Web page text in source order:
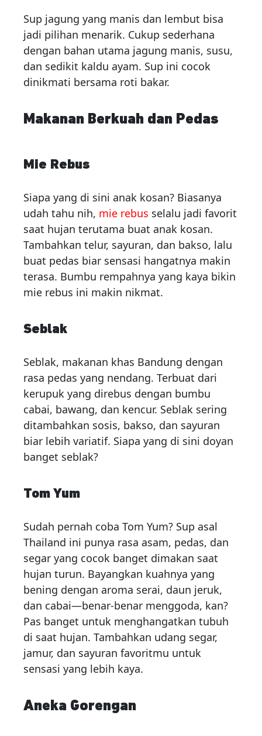
Sup jagung yang manis dan lembut bisa
jadi pilihan menarik. Cukup sederhana
dengan bahan utama jagung manis, susu,
dan sedikit kaldu ayam. Sup ini cocok
dinikmati bersama roti bakar.
Makanan Berkuah dan Pedas
Mie Rebus
Siapa yang di sini anak kosan? Biasanya
udah tahu nih, mie rebus selalu jadi favorit
saat hujan terutama buat anak kosan.
Tambahkan telur, sayuran, dan bakso, lalu
buat pedas biar sensasi hangatnya makin
terasa. Bumbu rempahnya yang kaya bikin
mie rebus ini makin nikmat.
Seblak
Seblak, makanan khas Bandung dengan
rasa pedas yang nendang. Terbuat dari
kerupuk yang direbus dengan bumbu
cabai, bawang, dan kencur. Seblak sering
ditambahkan sosis, bakso, dan sayuran
biar lebih variatif. Siapa yang di sini doyan
banget seblak?
Tom Yum
Sudah pernah coba Tom Yum? Sup asal
Thailand ini punya rasa asam, pedas, dan
segar yang cocok banget dimakan saat
hujan turun. Bayangkan kuahnya yang
bening dengan aroma serai, daun jeruk,
dan cabai—benar-benar menggoda, kan?
Pas banget untuk menghangatkan tubuh
di saat hujan. Tambahkan udang segar,
jamur, dan sayuran favoritmu untuk
sensasi yang lebih kaya.
Aneka Gorengan